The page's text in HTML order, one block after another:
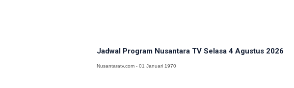
Jadwal Program Nusantara TV Selasa 4 Agustus 2026
Nusantaratv.com - 01 Januari 1970